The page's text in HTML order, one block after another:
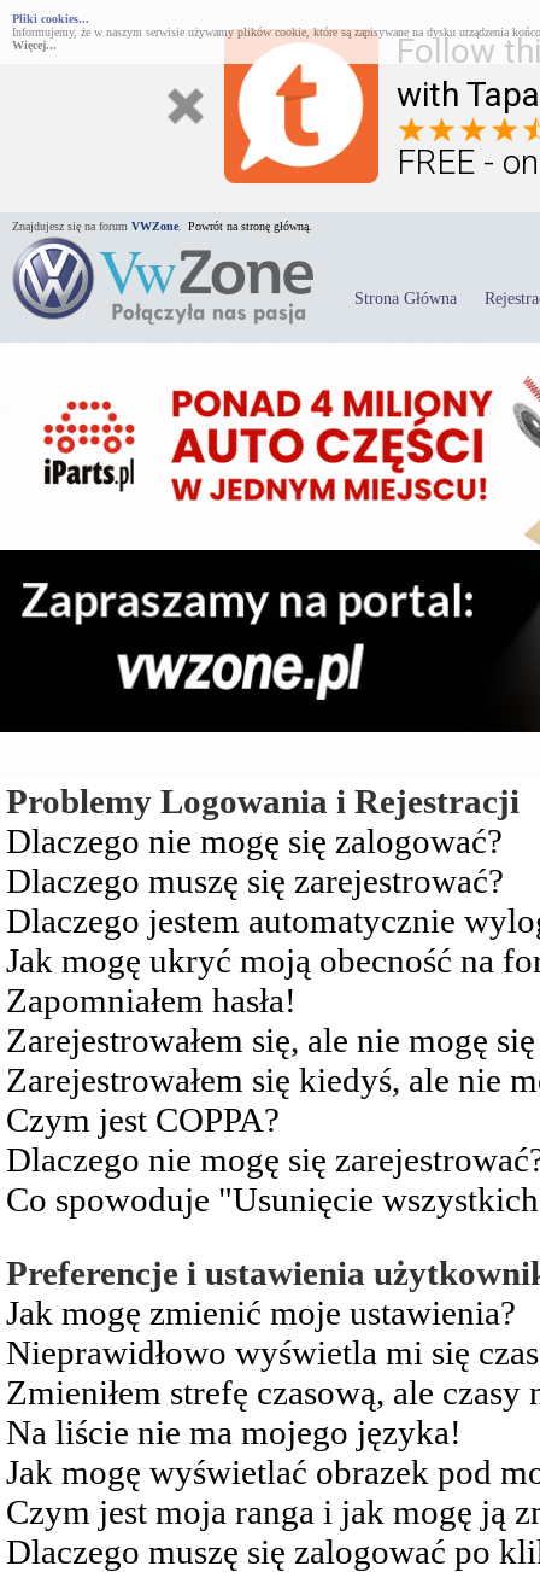
Follow
with
FREE -
Pliki cookies...
Informujemy, że w naszym serwisie używamy plików cookie, które są zapisywane na dysku urządzenia
Więcej...
Znajdujesz się na forum VWZone Powrót na stronę główną.
Strona Główna
Problemy Logowania i Rejestracji
Dlaczego nie mogę się zalogować?
Dlaczego muszę się zarejestrować?
Dlaczego jestem automatycznie
Jak mogę ukryć moją obecność na
Zapomniałem hasła!
Zarejestrowałem się, ale nie mogę
Zarejestrowałem się kiedyś, ale nie
Czym jest COPPA?
Dlaczego nie mogę się
Co spowoduje "Usunięcie
Preferencje i ustawienia
Jak mogę zmienić moje ustawienia?
Nieprawidłowo wyświetla mi się
Zmieniłem strefę czasową, ale czasy
Na liście nie ma mojego języka!
Jak mogę wyświetlać obrazek pod
Czym jest moja ranga i jak mogę ją
Dlaczego muszę się zalogować po